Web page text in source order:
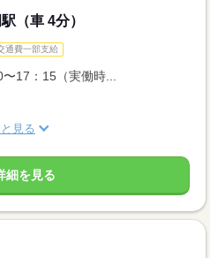
（車 4分）
通費一部支給
17：15（実働時...
見る
細を見る